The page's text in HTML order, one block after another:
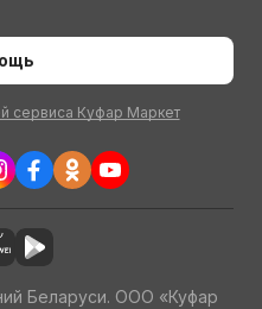
сервиса Куфар Маркет
Беларуси. ООО «Куфар